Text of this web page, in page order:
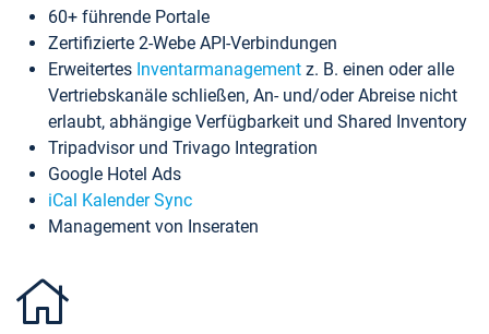
60+ führende Portale
Zertifizierte 2-Webe API-Verbindungen
Erweitertes Inventarmanagement z. B. einen oder alle
Vertriebskanäle schließen, An- und/oder Abreise nicht
erlaubt, abhängige Verfügbarkeit und Shared Inventory
Tripadvisor und Trivago Integration
Google Hotel Ads
iCal Kalender Sync
Management von Inseraten